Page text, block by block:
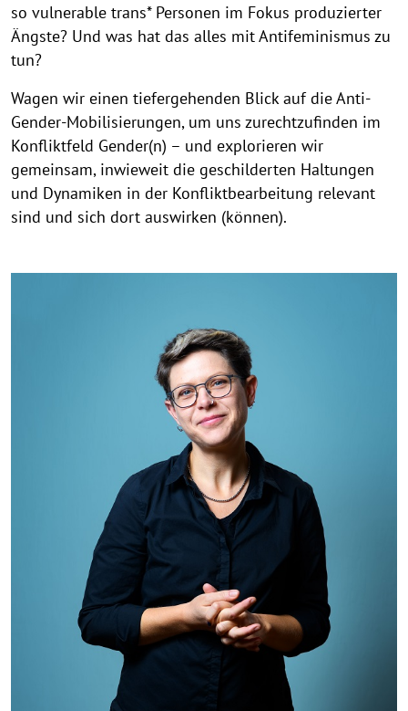
so vulnerable trans* Personen im Fokus produzierter
Ängste? Und was hat das alles mit Antifeminismus zu
tun?
Wagen wir einen tiefergehenden Blick auf die Anti-
Gender-Mobilisierungen, um uns zurechtzufinden im
Konfliktfeld Gender(n) – und explorieren wir
gemeinsam, inwieweit die geschilderten Haltungen
und Dynamiken in der Konfliktbearbeitung relevant
sind und sich dort auswirken (können).